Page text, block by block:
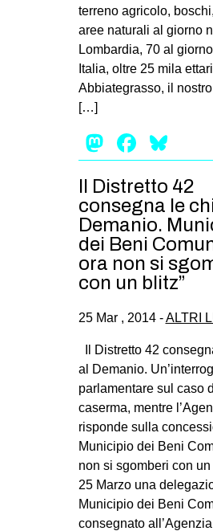
Fb
tw
bsky
terreno agricolo,
aree naturali al giorno
Lombardia, 70 al
Italia, oltre 25 mila
Abbiategrasso, il
[…]
Mastodon
Il Distretto 42
consegna le
Demanio.
dei Beni
ora non si
con un blitz”
25 Mar , 2014 -ALTRI
Il Distretto 42
al Demanio.
parlamentare sul caso
caserma, mentre
risponde sulla
Municipio dei Beni
non si sgomberi con un
25 Marzo una
Municipio dei Beni
consegnato all’Agenzia